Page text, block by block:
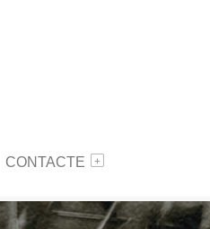
CONTACTE